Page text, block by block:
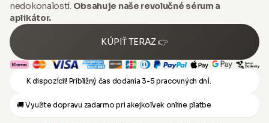
nedokonalostí. Obsahuje naše revolučné sérum a
aplikátor.
KÚPIŤ TERAZ 👉
K dispozícii! Približný čas dodania 3-5 pracovných dní.
🚚 Využite dopravu zadarmo pri akejkoľvek online platbe